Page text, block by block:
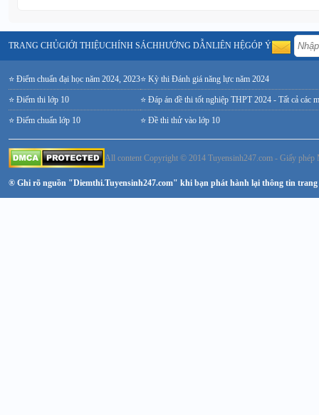
TRANG CHỦGIỚI THIỆUCHÍNH SÁCHHƯỚNG DẪNLIÊN HỆGÓP Ý
⭐ Điểm chuẩn đại học năm 2024, 2023
⭐ Điểm thi lớp 10
⭐ Điểm chuẩn lớp 10
⭐ Kỳ thi Đánh giá năng lực năm 2024
⭐ Đáp án đề thi tốt nghiệp THPT 2024 - Tất cả các
⭐ Đề thi thử vào lớp 10
All content Copyright © 2014 Tuyensinh247.com - Giấy
® Ghi rõ nguồn "Diemthi.Tuyensinh247.com" khi bạn phát hành lại thông tin trang